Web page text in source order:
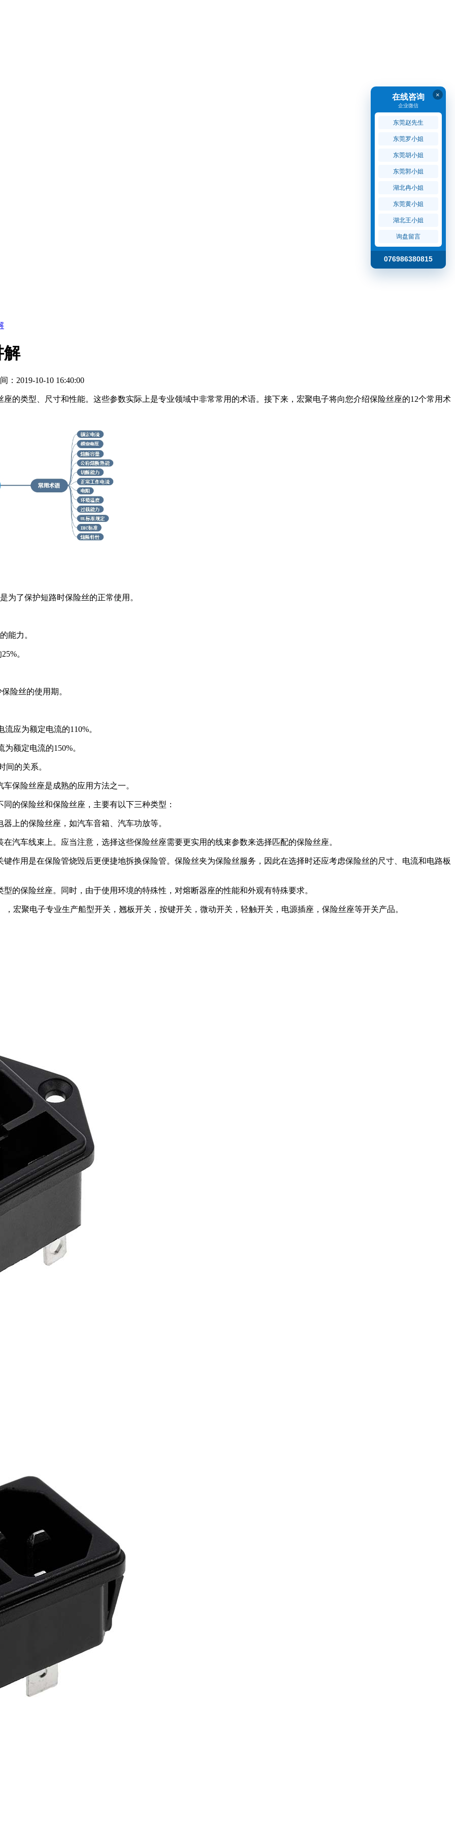
解
：2019-10-10 16:40:00
的类型、尺寸和性能。这些参数实际上是专业领域中非常常用的术语。接下来，宏聚电子将向您介绍保险丝座的12个常用术
了保护短路时保险丝的正常使用。
能力。
。
险丝的使用期。
应为额定电流的110%。
额定电流的150%。
的关系。
保险丝座是成熟的应用方法之一。
保险丝和保险丝座，主要有以下三种类型：
的保险丝座，如汽车音箱、汽车功放等。
车线束上。应当注意，选择这些保险丝座需要更实用的线束参数来选择匹配的保险丝座。
用是在保险管烧毁后更便捷地拆换保险管。保险丝夹为保险丝服务，因此在选择时还应考虑保险丝的尺寸、电流和电路板
保险丝座。同时，由于使用环境的特殊性，对熔断器座的性能和外观有特殊要求。
宏聚电子专业生产船型开关，翘板开关，按键开关，微动开关，轻触开关，电源插座，保险丝座等开关产品。
×
在线咨询
企业微信
东莞赵先生
东莞罗小姐
东莞胡小姐
东莞郭小姐
湖北冉小姐
东莞黄小姐
湖北王小姐
询盘留言
076986380815